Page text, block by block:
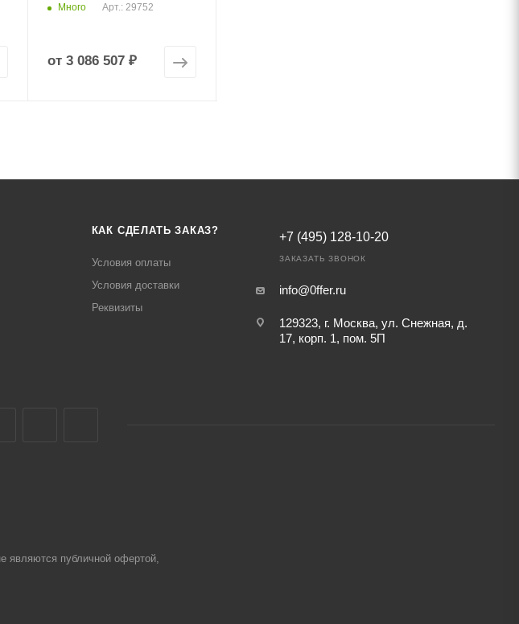
Много Арт.: 29752
от 3 086 507 ₽
КАК СДЕЛАТЬ ЗАКАЗ?
Условия оплаты
Условия доставки
Реквизиты
+7 (495) 128-10-20
ЗАКАЗАТЬ ЗВОНОК
info@0ffer.ru
129323, г. Москва, ул. Снежная, д.
17, корп. 1, пом. 5П
публичной офертой,